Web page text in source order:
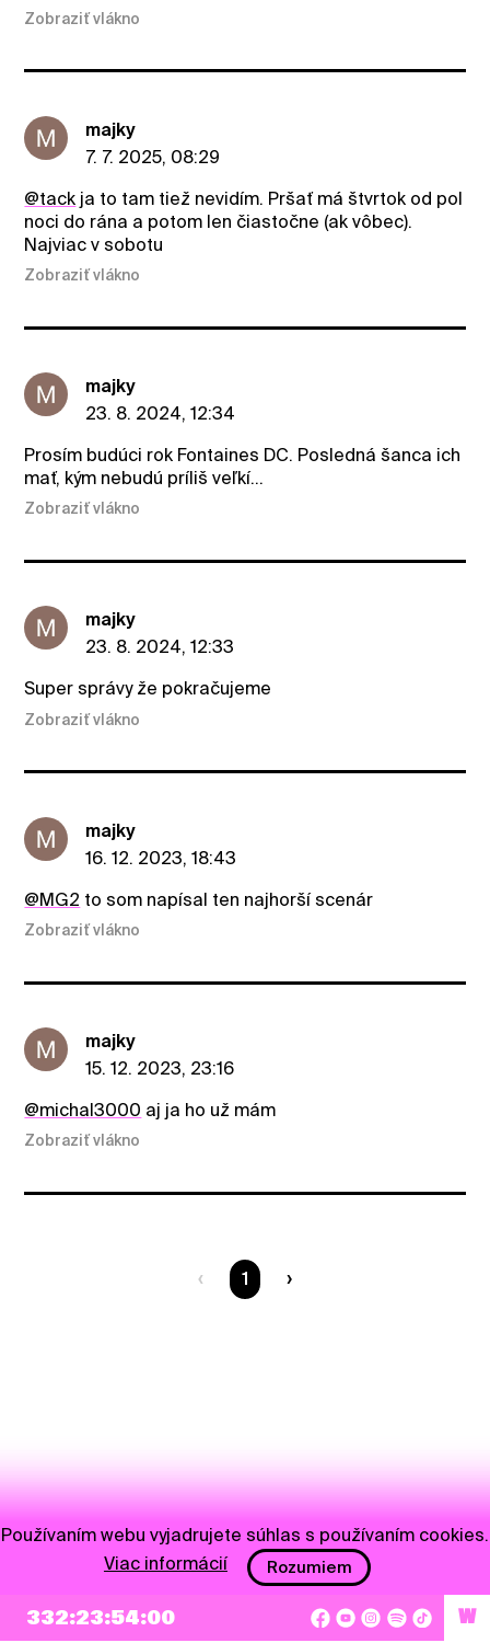
Zobraziť vlákno
majky
7. 7. 2025, 08:29
@tack ja to tam tiež nevidím. Pršať má štvrtok od pol
noci do rána a potom len čiastočne (ak vôbec).
Najviac v sobotu
Zobraziť vlákno
majky
23. 8. 2024, 12:34
Prosím budúci rok Fontaines DC. Posledná šanca ich
mať, kým nebudú príliš veľkí...
Zobraziť vlákno
majky
23. 8. 2024, 12:33
Super správy že pokračujeme
Zobraziť vlákno
majky
16. 12. 2023, 18:43
@MG2 to som napísal ten najhorší scenár
Zobraziť vlákno
majky
15. 12. 2023, 23:16
@michal3000 aj ja ho už mám
Zobraziť vlákno
Ste na strane
1
332:23:54:00 W
Používaním webu vyjadrujete súhlas s používaním cookies.
Viac informácií
Rozumiem